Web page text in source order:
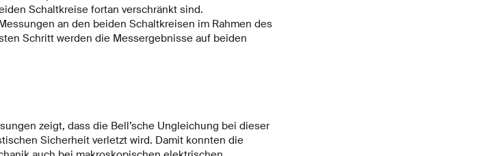
Schaltkreise fortan verschränkt sind.
an den beiden Schaltkreisen im Rahmen des
Schritt werden die Messergebnisse auf beiden
zeigt, dass die Bell’sche Ungleichung bei dieser
Sicherheit verletzt wird. Damit konnten die